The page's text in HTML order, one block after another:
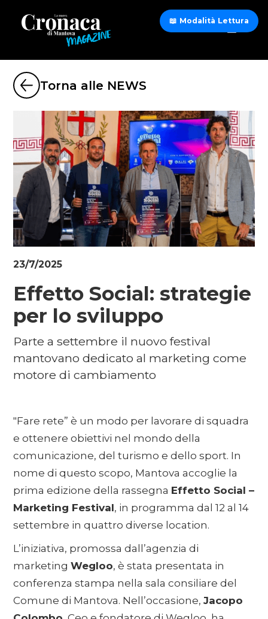
Torna alle NEWS
23/7/2025
Effetto Social: strategie
per lo sviluppo
Parte a settembre il nuovo festival
mantovano dedicato al marketing come
motore di cambiamento
"Fare rete” è un modo per lavorare di squadra
e ottenere obiettivi nel mondo della
comunicazione, del turismo e dello sport. In
nome di questo scopo, Mantova accoglie la
prima edizione della rassegna Effetto Social –
Marketing Festival, in programma dal 12 al 14
settembre in quattro diverse location.
L’iniziativa, promossa dall’agenzia di
marketingWegloo, è stata presentata in
conferenza stampa nella sala consiliare del
Comune di Mantova. Nell’occasione,Jacopo
📖 Modalità Lettura